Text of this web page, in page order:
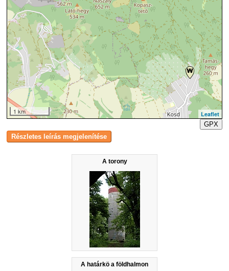
A torony
A határkö a földhalmon
1 km
Leaflet
GPX